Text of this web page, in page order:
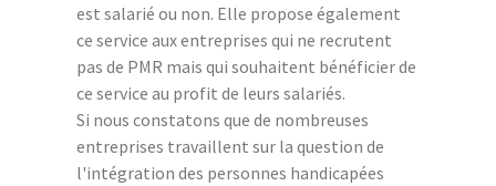
est salarié ou non. Elle propose également
ce service aux entreprises qui ne recrutent
pas de PMR mais qui souhaitent bénéficier de
ce service au profit de leurs salariés.
Si nous constatons que de nombreuses
entreprises travaillent sur la question de
l'intégration des personnes handicapées